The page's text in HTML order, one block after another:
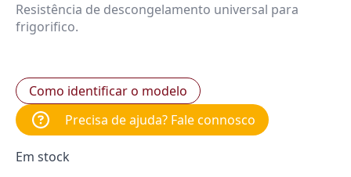
Resistência de descongelamento universal para
frigorifico.
Como identificar o modelo
Precisa de ajuda? Fale connosco
Em stock